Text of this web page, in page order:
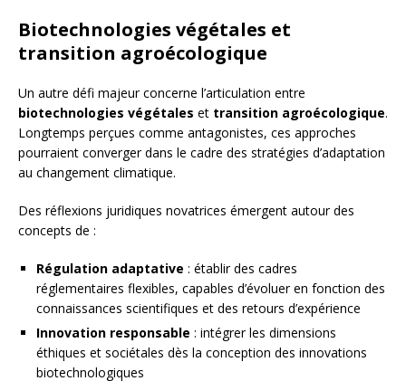
Biotechnologies végétales et
transition agroécologique
Un autre défi majeur concerne l’articulation entre
biotechnologies végétales et transition agroécologique.
Longtemps perçues comme antagonistes, ces approches
pourraient converger dans le cadre des stratégies d’adaptation
au changement climatique.
Des réflexions juridiques novatrices émergent autour des
concepts de :
Régulation adaptative : établir des cadres
réglementaires flexibles, capables d’évoluer en fonction des
connaissances scientifiques et des retours d’expérience
Innovation responsable : intégrer les dimensions
éthiques et sociétales dès la conception des innovations
biotechnologiques